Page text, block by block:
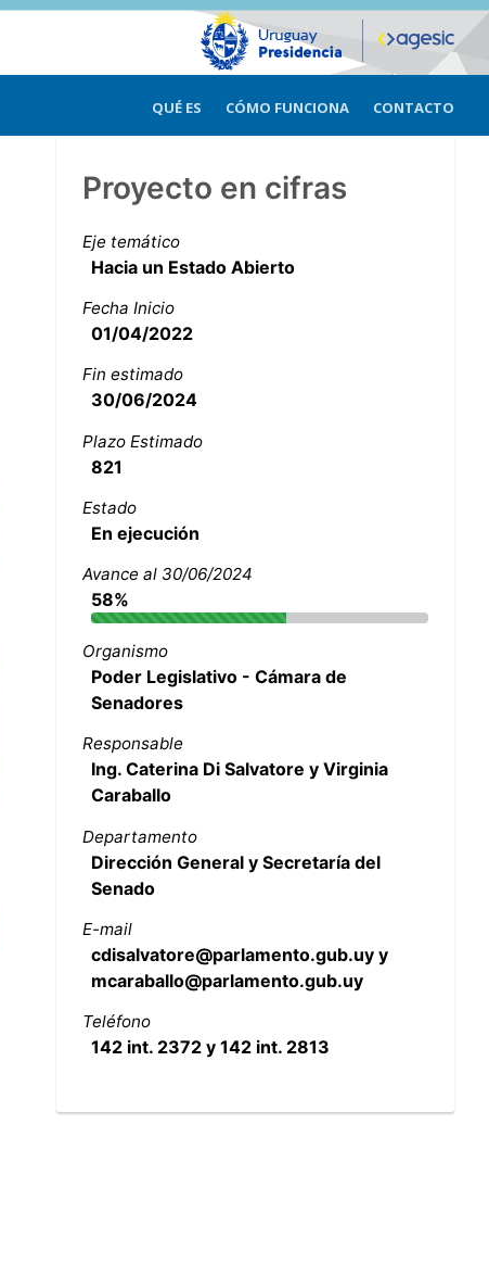
QUÉ ES CÓMO FUNCIONA CONTACTO
Proyecto en cifras
Eje temático
Hacia un Estado Abierto
Fecha Inicio
01/04/2022
Fin estimado
30/06/2024
Plazo Estimado
821
Estado
En ejecución
Avance al 30/06/2024
58%
Organismo
Poder Legislativo - Cámara de
Senadores
Responsable
Ing. Caterina Di Salvatore y Virginia
Caraballo
Departamento
Dirección General y Secretaría del
Senado
E-mail
cdisalvatore@parlamento.gub.uy y
mcaraballo@parlamento.gub.uy
Teléfono
142 int. 2372 y 142 int. 2813